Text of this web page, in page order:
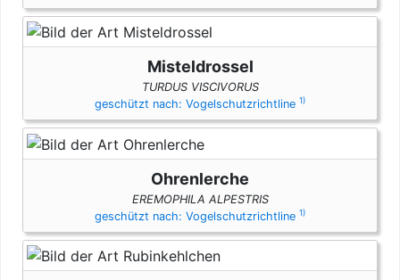
Misteldrossel
TURDUS VISCIVORUS
geschützt nach: Vogelschutzrichtline 1)
Ohrenlerche
EREMOPHILA ALPESTRIS
geschützt nach: Vogelschutzrichtline 1)